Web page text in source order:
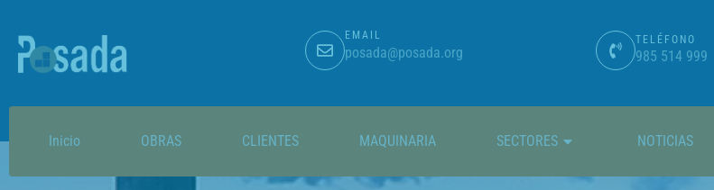
EMAIL
posada@posada.org
TELÉFONO
985 514 999
Inicio OBRAS CLIENTES MAQUINARIA SECTORES NOTICIAS